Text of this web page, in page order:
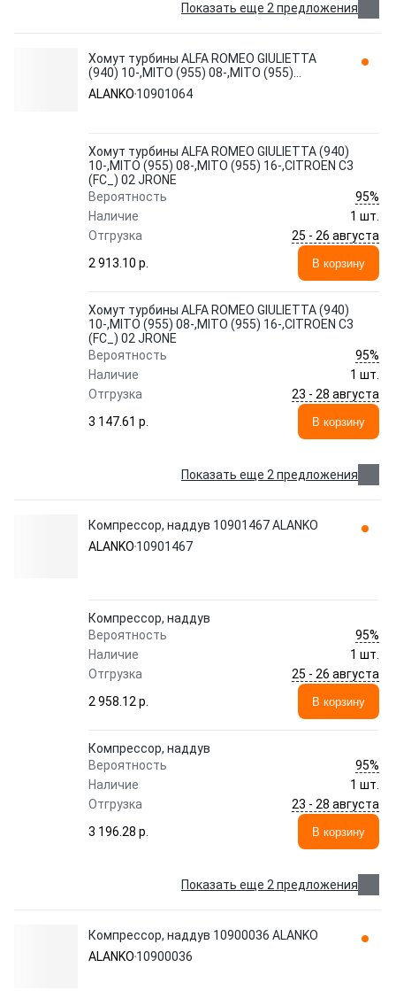
Показать еще 2 предложения
Хомут турбины ALFA ROMEO GIULIETTA
(940) 10-,MITO (955) 08-,MITO (955)
16-,CITROEN C3 (FC_) 02 JRONE 10901064
ALANKO
ALANKO 10901064
Хомут турбины ALFA ROMEO GIULIETTA (940)
10-,MITO (955) 08-,MITO (955) 16-,CITROEN C3
(FC_) 02 JRONE
Вероятность
95%
Наличие
1 шт.
Отгрузка
25 - 26 августа
2 913.10 p.
В корзину
Хомут турбины ALFA ROMEO GIULIETTA (940)
10-,MITO (955) 08-,MITO (955) 16-,CITROEN C3
(FC_) 02 JRONE
Вероятность
95%
Наличие
1 шт.
Отгрузка
23 - 28 августа
3 147.61 p.
В корзину
Показать еще 2 предложения
Компрессор, наддув 10901467 ALANKO
ALANKO 10901467
Компрессор, наддув
Вероятность
95%
Наличие
1 шт.
Отгрузка
25 - 26 августа
2 958.12 p.
В корзину
Компрессор, наддув
Вероятность
95%
Наличие
1 шт.
Отгрузка
23 - 28 августа
3 196.28 p.
В корзину
Показать еще 2 предложения
Компрессор, наддув 10900036 ALANKO
ALANKO 10900036